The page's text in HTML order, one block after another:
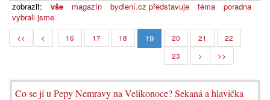
zobrazit: vše magazín bydlení.cz představuje téma
poradna
vybrali jsme
<< < 16 17 18 19 20 21
22
23
> >>
Co se jí u Pepy Nemravy na Velikonoce? Sekaná a hlavička